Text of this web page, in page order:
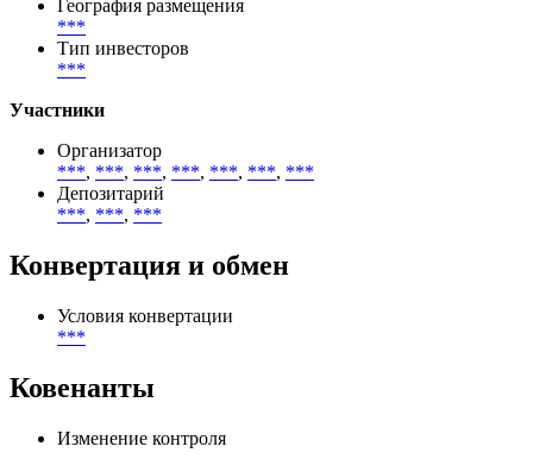
География размещения
***
Тип инвесторов
***
Участники
Организатор
***, ***, ***, ***, ***, ***, ***
Депозитарий
***, ***, ***
Конвертация и обмен
Условия конвертации
***
Ковенанты
Изменение контроля